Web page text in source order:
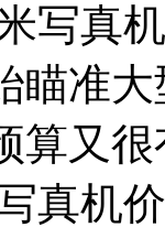
写真
瞄准
算又
真机